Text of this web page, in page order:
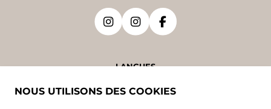
LANGUES
DE FR
NOUS UTILISONS DES COOKIES